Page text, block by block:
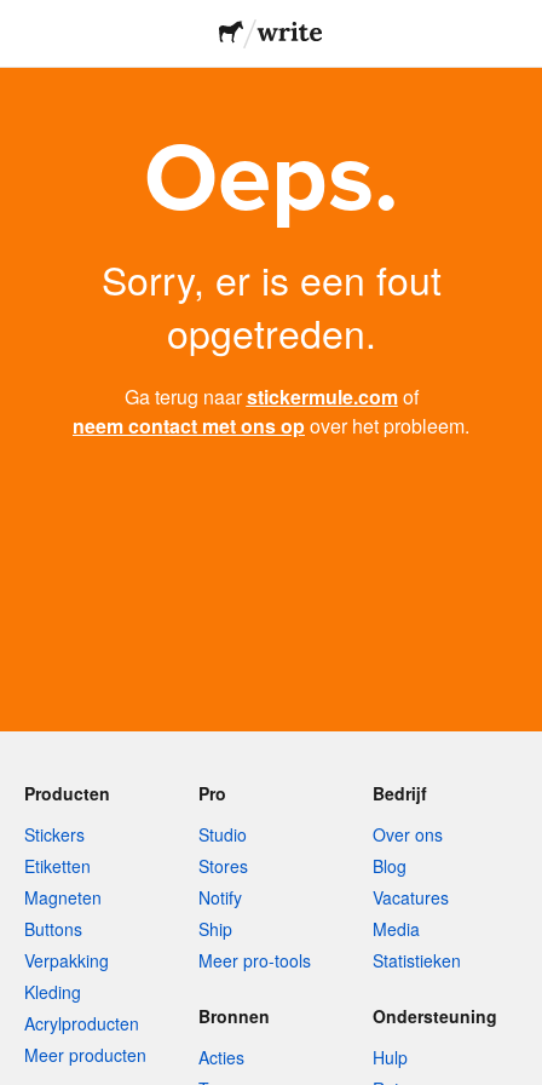
Oeps.
Sorry, er is een fout
opgetreden.
Ga terug naarstickermule.comof
neem contact met ons opover het probleem.
Producten
Stickers
Etiketten
Magneten
Buttons
Verpakking
Kleding
Acrylproducten
Meer producten
Pro
Studio
Stores
Notify
Ship
Meer pro-tools
Bedrijf
Over ons
Blog
Vacatures
Media
Statistieken
Bronnen
Acties
Ondersteuning
Hulp